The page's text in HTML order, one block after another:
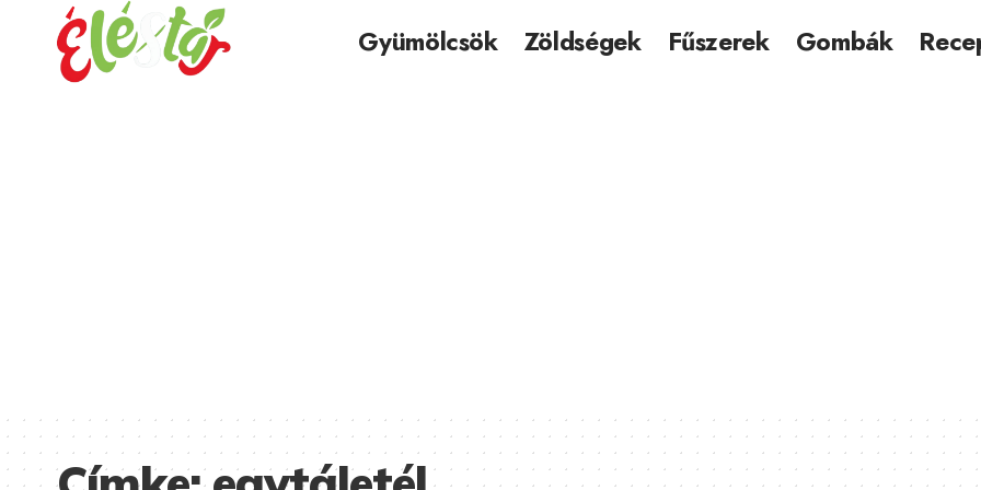
Gyümölcsök Zöldségek Fűszerek Gombák